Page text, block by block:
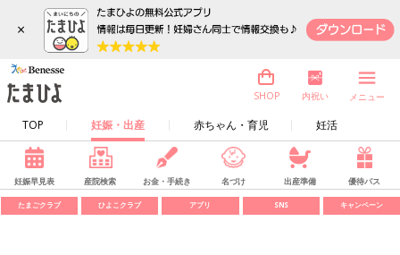
×
TOP 妊娠・出産 赤ちゃん・育児 妊活
SHOP 内祝い メニュー
妊娠早見表 産院検索 お金・手続き 名づけ 出産準備 優待パス
たまごクラブ ひよこクラブ アプリ SNS キャンペーン